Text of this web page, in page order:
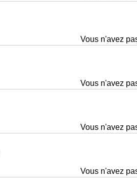
Vous n'avez
Vous n'avez
Vous n'avez
Vous n'avez